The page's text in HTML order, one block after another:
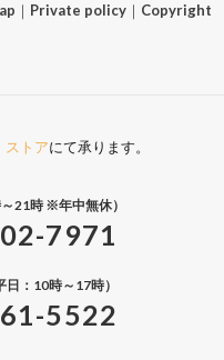
｜ Private policy｜ Copyright
ストアにて承ります。
21時 ※年中無休）
7971
：10時～17時）
5522